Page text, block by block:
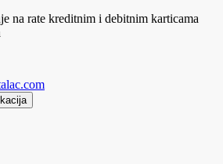
na rate kreditnim i debitnim karticama